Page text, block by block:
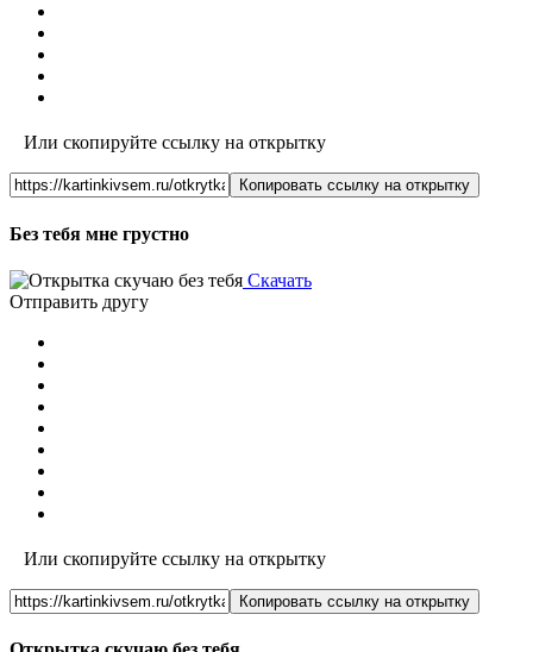
Или скопируйте ссылку на открытку
Копировать ссылку на открытку
Без тебя мне грустно
Скачать
Отправить другу
Или скопируйте ссылку на открытку
Копировать ссылку на открытку